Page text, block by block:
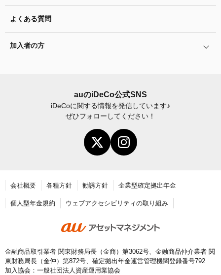
お申込書類の書き方と記入例
バランス型投資信託の選び方
指定運用方法について
ふるさと納税シミュレーション
よくある質問
加入者の方
加入後の諸変更手続きについて
お申し込み後に届く書類について
年末調整・確定申告の書き方と記入例
老齢給付金の請求手続き
auのiDeCo公式SNS
iDeCoに関する情報を発信しています♪
ぜひフォローしてください！
会社概要 各種方針 勧誘方針 企業型確定拠出年金
個人型年金規約 ウェブアクセシビリティの取り組み
金融商品取引業者 関東財務局長（金商）第3062号、金融商品仲介業者 関
東財務局長（金仲）第872号、確定拠出年金運営管理機関登録番号792
加入協会：一般社団法人資産運用業協会